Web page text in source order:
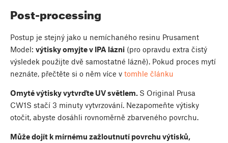
Post-processing
Postup je stejný jako u nemíchaného resinu Prusament
Model: výtisky omyjte v IPA lázni (pro opravdu extra čistý
výsledek použijte dvě samostatné lázně). Pokud proces mytí
neznáte, přečtěte si o něm více v tomhle článku
Omyté výtisky vytvrďte UV světlem. S Original Prusa
CW1S stačí 3 minuty vytvrzování. Nezapomeňte výtisky
otočit, abyste dosáhli rovnoměrně zbarveného povrchu.
Může dojít k mírnému zažloutnutí povrchu výtisků,